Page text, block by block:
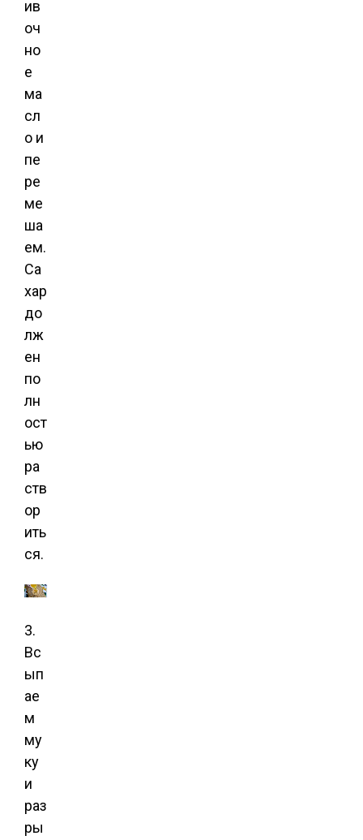
ив
оч
но
е
ма
сл
о и
пе
ре
ме
ша
ем.
Са
хар
до
лж
ен
по
лн
ост
ью
ра
ств
ор
ить
ся.
3.
Вс
ып
ае
м
му
ку
и
раз
ры